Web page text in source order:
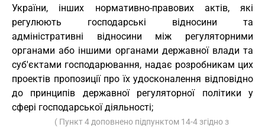
України, інших нормативно-правових актів, які
регулюють господарські відносини та
адміністративні відносини між регуляторними
органами або іншими органами державної влади та
суб'єктами господарювання, надає розробникам цих
проектів пропозиції про їх удосконалення відповідно
до принципів державної регуляторної політики у
сфері господарської діяльності;
( Пункт 4 доповнено підпунктом 14-4 згідно з